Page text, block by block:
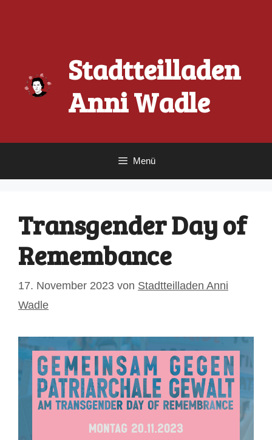
Stadtteilladen
Anni Wadle
Menü
Transgender Day of
Remembance
17. November 2023 von Stadtteilladen Anni
Wadle